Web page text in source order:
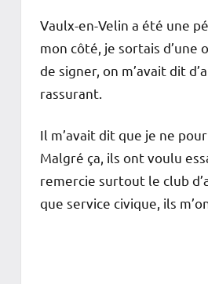
Vaulx-en-Velin a été une
mon côté, je sortais
de signer, on m’avait dit
rassurant.
Il m’avait dit que je ne
Malgré ça, ils ont voulu
remercie surtout le club
que service civique, ils